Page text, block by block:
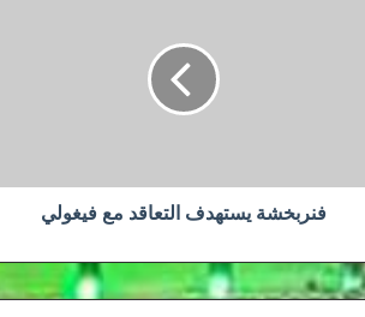
فنربخشة يستهدف التعاقد مع فيغولي